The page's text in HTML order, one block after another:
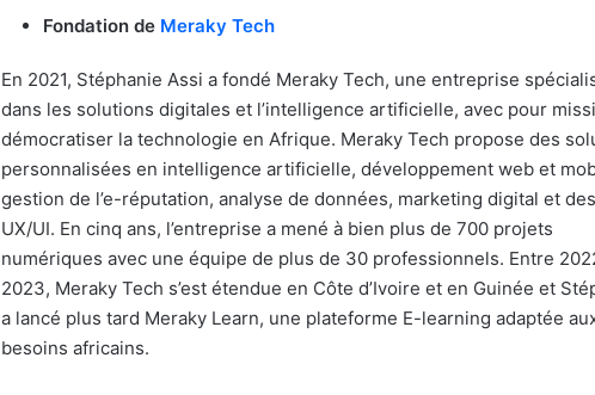
Fondation de Meraky Tech
En 2021, Stéphanie Assi a fondé Meraky Tech, une entreprise
dans les solutions digitales et l’intelligence artificielle, avec pour
démocratiser la technologie en Afrique. Meraky Tech propose des
personnalisées en intelligence artificielle, développement web et
gestion de l’e-réputation, analyse de données, marketing digital et
UX/UI. En cinq ans, l’entreprise a mené à bien plus de 700 projets
numériques avec une équipe de plus de 30 professionnels. Entre
2023, Meraky Tech s’est étendue en Côte d’Ivoire et en Guinée et
a lancé plus tard Meraky Learn, une plateforme E-learning adaptée
besoins africains.